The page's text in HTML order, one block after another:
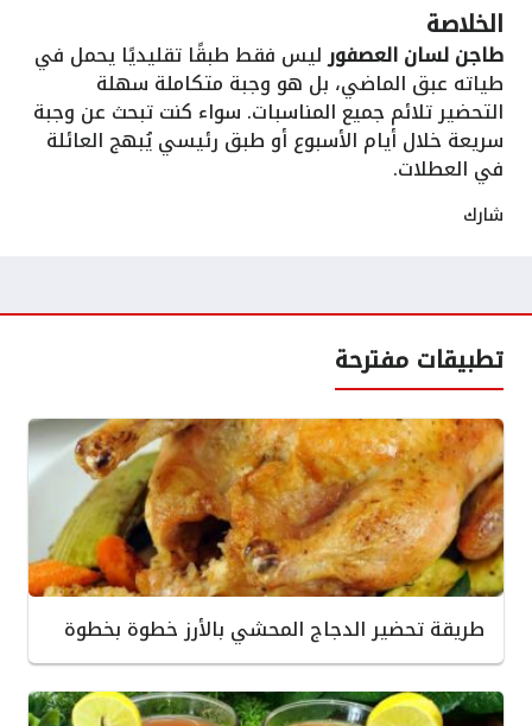
الخلاصة
طاجن لسان العصفورليس فقط طبقًا تقليديًا يحمل في
طياته عبق الماضي، بل هو وجبة متكاملة سهلة
التحضير تلائم جميع المناسبات. سواء كنت تبحث عن وجبة
سريعة خلال أيام الأسبوع أو طبق رئيسي يُبهج العائلة
في العطلات.
شارك
تطبيقات مفترحة
طريقة تحضير الدجاج المحشي بالأرز خطوة بخطوة